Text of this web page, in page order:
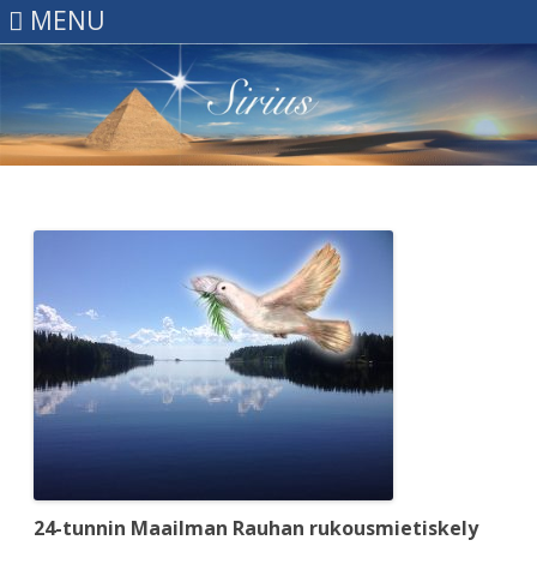
MENU
24-tunnin Maailman Rauhan rukousmietiskely